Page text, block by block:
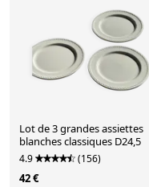
Lot de 3 grandes assiettes
blanches classiques D24,5
4.9 (156)
42 €